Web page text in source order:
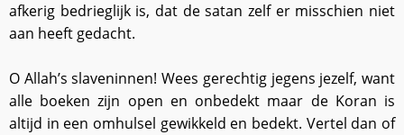
afkerig bedrieglijk is, dat de satan zelf er misschien niet
aan heeft gedacht.
O Allah’s slaveninnen! Wees gerechtig jegens jezelf, want
alle boeken zijn open en onbedekt maar de Koran is
altijd in een omhulsel gewikkeld en bedekt. Vertel dan of